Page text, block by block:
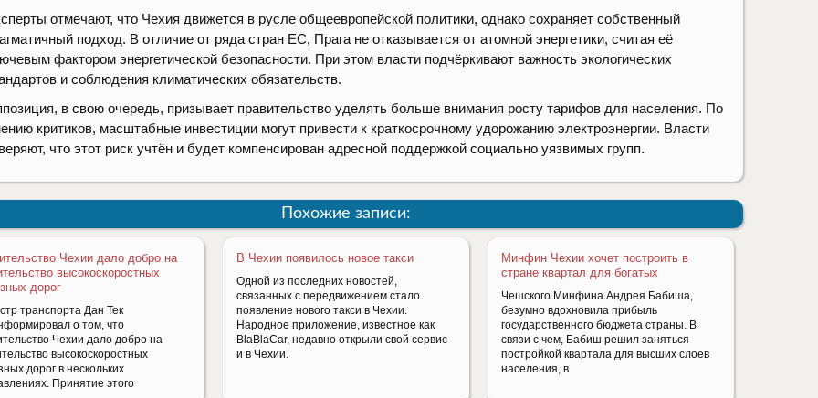
отмечают, что Чехия движется в русле общеевропейской политики, однако сохраняет собственный
подход. В отличие от ряда стран ЕС, Прага не отказывается от атомной энергетики, считая её
фактором энергетической безопасности. При этом власти подчёркивают важность экологических
и соблюдения климатических обязательств.
в свою очередь, призывает правительство уделять больше внимания росту тарифов для населения. По
критиков, масштабные инвестиции могут привести к краткосрочному удорожанию электроэнергии. Власти
что этот риск учтён и будет компенсирован адресной поддержкой социально уязвимых групп.
Похожие записи:
Чехии дало добро на
высокоскоростных
дорог
транспорта Дан Тек
о том, что
Чехии дало добро на
высокоскоростных
дорог в нескольких
Принятие этого
В Чехии появилось новое такси
Одной из последних новостей,
связанных с передвижением стало
появление нового такси в Чехии.
Народное приложение, известное как
BlaBlaCar, недавно открыли свой сервис
и в Чехии.
Минфин Чехии хочет построить в
стране квартал для богатых
Чешского Минфина Андрея Бабиша,
безумно вдохновила прибыль
государственного бюджета страны. В
связи с чем, Бабиш решил заняться
постройкой квартала для высших слоев
населения, в